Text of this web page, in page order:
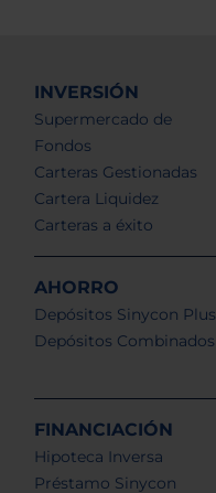
INVERSIÓN
Supermercado de
Fondos
Carteras Gestionadas
Cartera Liquidez
Carteras a éxito
AHORRO
Depósitos Sinycon Plus
Depósitos Combinados
FINANCIACIÓN
Hipoteca Inversa
Préstamo Sinycon